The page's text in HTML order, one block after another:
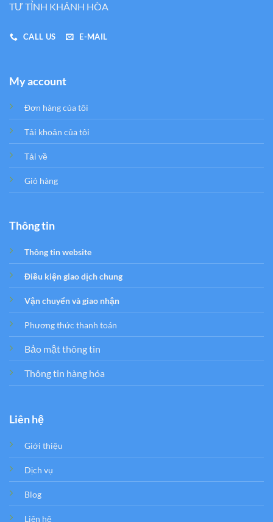
TƯ TỈNH KHÁNH HÒA
CALL US E-MAIL
My account
Đơn hàng của tôi
Tải khoản của tôi
Tải về
Giỏ hàng
Thông tin
Thông tin website
Điều kiện giao dịch chung
Vận chuyển và giao nhận
Phương thức thanh toán
Bảo mật thông tin
Thông tin hàng hóa
Liên hệ
Giới thiệu
Dịch vụ
Blog
Liên hệ